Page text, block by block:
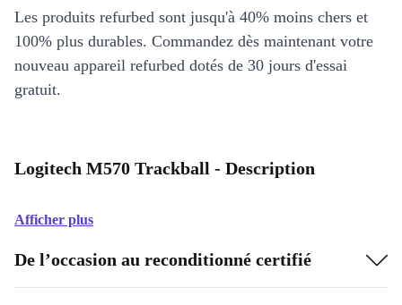
Les produits refurbed sont jusqu'à 40% moins chers et
100% plus durables. Commandez dès maintenant votre
nouveau appareil refurbed dotés de 30 jours d'essai
gratuit.
Logitech M570 Trackball - Description
Afficher plus
De l’occasion au reconditionné certifié